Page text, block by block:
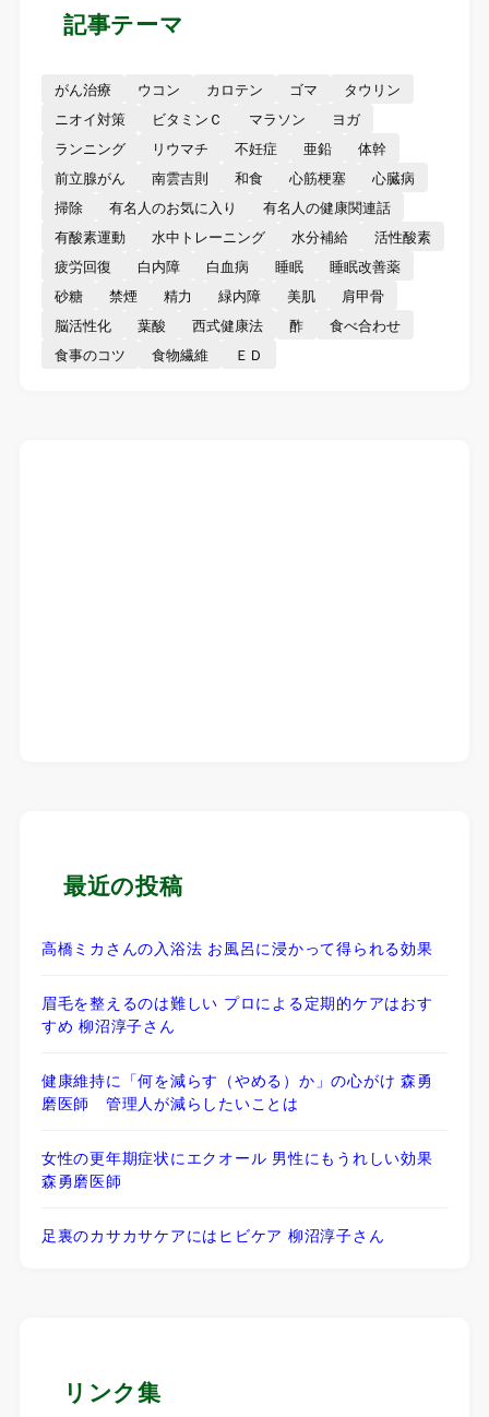
記事テーマ
がん治療 ウコン カロテン ゴマ
タウリン
ニオイ対策
ビタミンＣ マラソン
ヨガ
ランニング
リウマチ 不妊症 亜鉛
体幹
前立腺がん
南雲吉則 和食 心筋梗塞
心臓病
掃除
有名人のお気に入り
有名人の健康関連話
有酸素運動
水中トレーニング 水分補給
活性酸素
疲労回復
白内障 白血病 睡眠
睡眠改善薬
砂糖
禁煙 精力 緑内障 美肌
肩甲骨
脳活性化
葉酸 西式健康法 酢
食べ合わせ
食事のコツ
食物繊維 ＥＤ
最近の投稿
高橋ミカさんの入浴法 お風呂に浸かって得られる効果
眉毛を整えるのは難しい プロによる定期的ケアはおす
すめ 柳沼淳子さん
健康維持に「何を減らす（やめる）か」の心がけ 森勇
磨医師 管理人が減らしたいことは
女性の更年期症状にエクオール 男性にもうれしい効果
森勇磨医師
足裏のカサカサケアにはヒビケア 柳沼淳子さん
リンク集